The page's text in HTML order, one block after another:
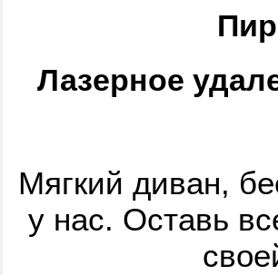
Лазерное
Мягкий диван,
у нас. Оставь